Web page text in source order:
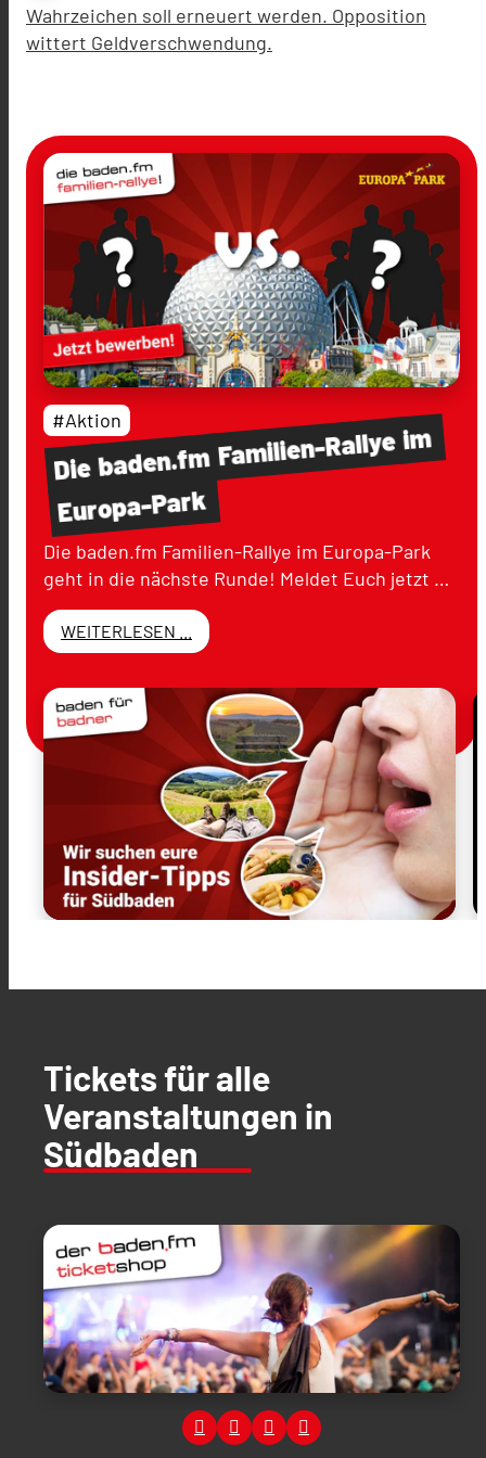
Wahrzeichen soll erneuert werden. Opposition
wittert Geldverschwendung.
Diebaden.fmFamilien-Rallyeim
Europa-Park
#Aktion
Die baden.fm Familien-Rallye im Europa-Park
geht in die nächste Runde! Meldet Euch jetzt …
WEITERLESEN ...
Tickets für alle
Veranstaltungen in
Südbaden